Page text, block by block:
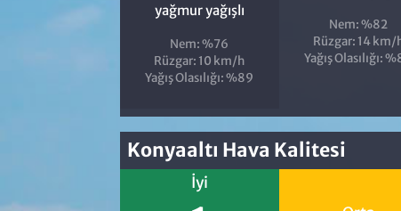
yağmur yağışlı
Nem: %76
Rüzgar: 10 km/h
Yağış Olasılığı: %89
Nem: %82
Rüzgar: 14 km/
Yağış Olasılığı:
Konyaaltı Hava Kalitesi
İyi